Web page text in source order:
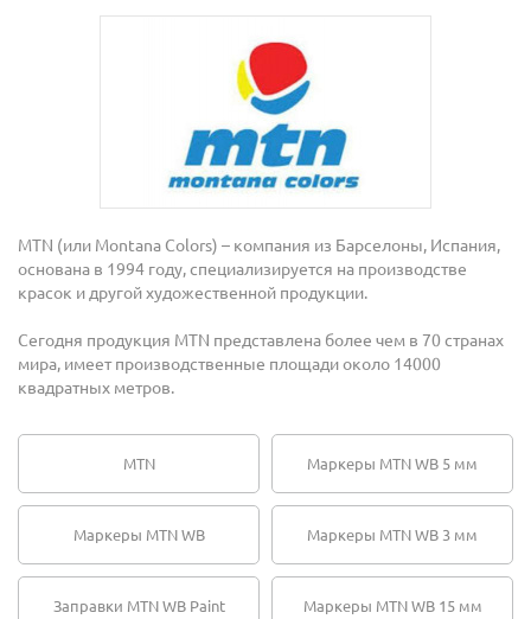
MTN (или Montana Colors) – компания из Барселоны, Испания,
основана в 1994 году, специализируется на производстве
красок и другой художественной продукции.
Сегодня продукция MTN представлена более чем в 70 странах
мира, имеет производственные площади около 14000
квадратных метров.
MTN Маркеры MTN WB 5 мм
Маркеры MTN WB Маркеры MTN WB 3 мм
Заправки MTN WB Paint Маркеры MTN WB 15 мм